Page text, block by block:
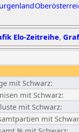
Elo-Zeitreihe,
mit Schwarz:
mit Schwarz:
mit Schwarz:
mit